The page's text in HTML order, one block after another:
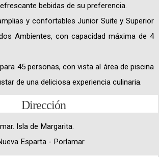
bebidas de su preferencia.
y confortables Junior Suite y Superior
Ambientes, con capacidad máxima de 4
45 personas, con vista al área de piscina
de una deliciosa experiencia culinaria.
Dirección
Isla de Margarita.
Esparta - Porlamar